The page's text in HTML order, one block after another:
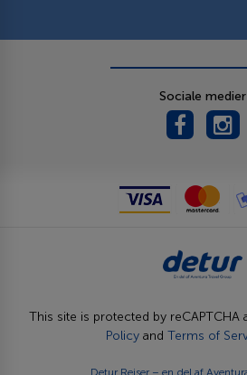
Sociale medier
This site is protected by reCAPTCHA
Policy and Terms of